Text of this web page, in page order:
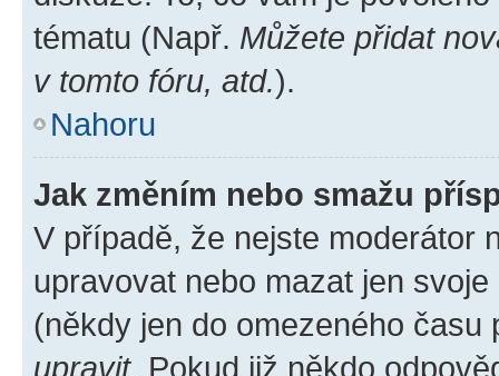
tématu (Např. Můžete přidat
v tomto fóru, atd.).
Nahoru
Jak změním nebo smažu
V případě, že nejste moderátor
upravovat nebo mazat jen
(někdy jen do omezeného
upravit. Pokud již někdo